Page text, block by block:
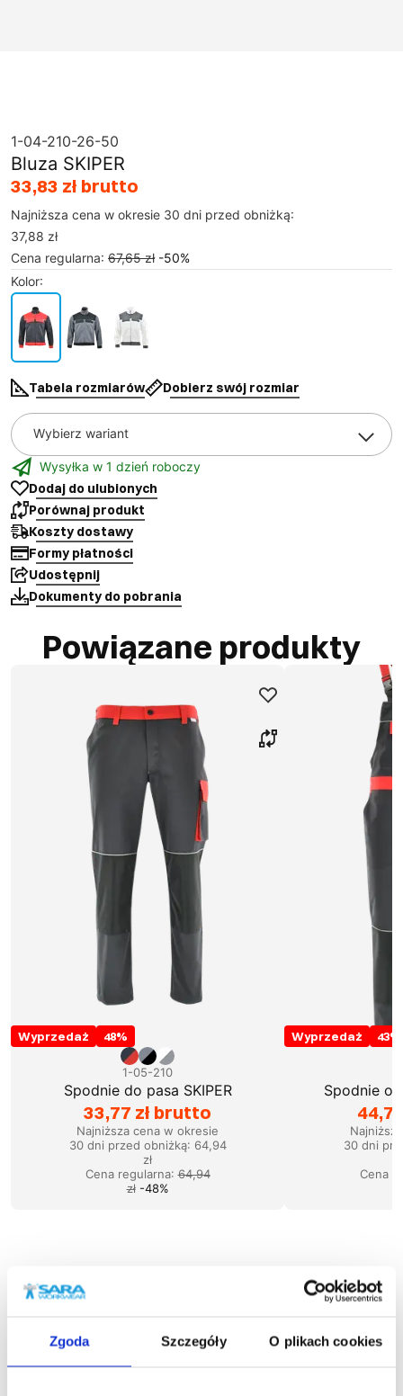
Zgoda Szczegóły O plikach cookies
1-04-210-26-50
Bluza SKIPER
33,83 zł brutto
Najniższa cena w okresie 30 dni przed obniżką:
37,88 zł
Cena regularna: 67,65 zł -50%
Kolor:
Tabela rozmiarów Dobierz swój rozmiar
Wybierz wariant
Wysyłka w 1 dzień roboczy
Dodaj do ulubionych
Porównaj produkt
Koszty dostawy
Formy płatności
Udostępnij
Dokumenty do pobrania
Powiązane produkty
Wyprzedaż 48%
1-05-210
Spodnie do pasa SKIPER
33,77 zł brutto
Najniższa cena w okresie
30 dni przed obniżką: 64,94
zł
Cena regularna:64,94
zł -48%
Wyprzedaż 43%
Spodnie
30 dni
Cena
Podobne produkty